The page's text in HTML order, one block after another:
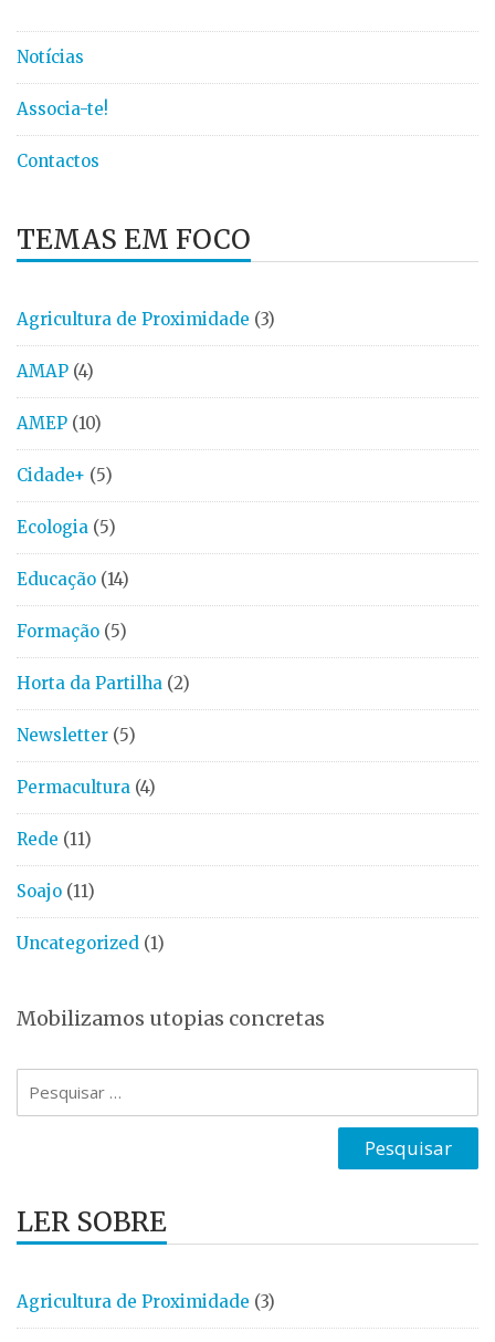
Notícias
Associa-te!
Contactos
TEMAS EM FOCO
Agricultura de Proximidade (3)
AMAP (4)
AMEP (10)
Cidade+ (5)
Ecologia (5)
Educação (14)
Formação (5)
Horta da Partilha (2)
Newsletter (5)
Permacultura (4)
Rede (11)
Soajo (11)
Uncategorized (1)
Mobilizamos utopias concretas
Pesquisar
por:
LER SOBRE
Agricultura de Proximidade (3)